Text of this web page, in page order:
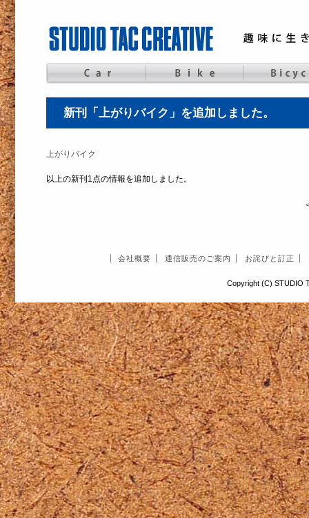
新刊「上がりバイク」を追加しました。
上がりバイク
以上の新刊1点の情報を追加しました。
会社概要 通信販売のご案内 お詫びと訂正
Copyright (C) STUDIO